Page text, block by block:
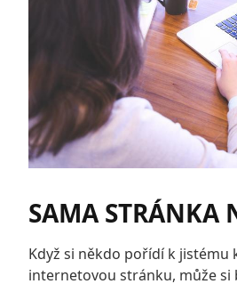
SAMA STRÁNKA
Když si někdo pořídí k
internetovou stránku, může si